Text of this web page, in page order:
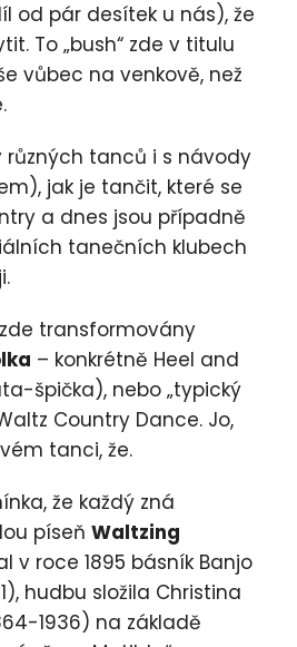
od pár desítek u nás), že
To „bush“ zde v titulu
vůbec na venkově, než
různých tanců i s návody
jak je tančit, které se
a dnes jsou případně
tanečních klubech
transformovány
– konkrétně Heel and
špička), nebo „typický
Country Dance. Jo,
tanci, že.
že každý zná
píseň Waltzing
v roce 1895 básník Banjo
hudbu složila Christina
1936) na základě